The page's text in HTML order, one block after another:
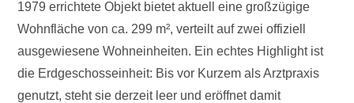
1979 errichtete Objekt bietet aktuell eine großzügige
Wohnfläche von ca. 299 m², verteilt auf zwei offiziell
ausgewiesene Wohneinheiten. Ein echtes Highlight ist
die Erdgeschosseinheit: Bis vor Kurzem als Arztpraxis
genutzt, steht sie derzeit leer und eröffnet damit